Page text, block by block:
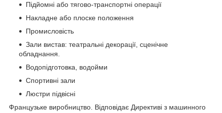
Підйомні або тягово-транспортні операції
Накладне або плоске положення
Промисловість
Зали вистав: театральні декорації, сценічне
обладнання.
Водопідготовка, водойми
Спортивні зали
Люстри підвісні
Французьке виробництво. Відповідає Директиві з машинного